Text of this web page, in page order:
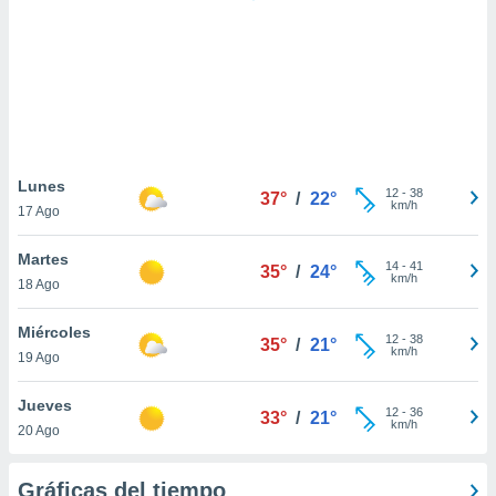
similares
como
sitio
de
traten tus
en
interés
su
Lunes
17 Ago
37° / 22° 12- 38
km/h
Martes
18 Ago
35° / 24° 14- 41
km/h
Miércoles
19 Ago
35° / 21° 12- 38
km/h
Jueves
20 Ago
33° / 21° 12- 36
km/h
Gráficas del tiempo